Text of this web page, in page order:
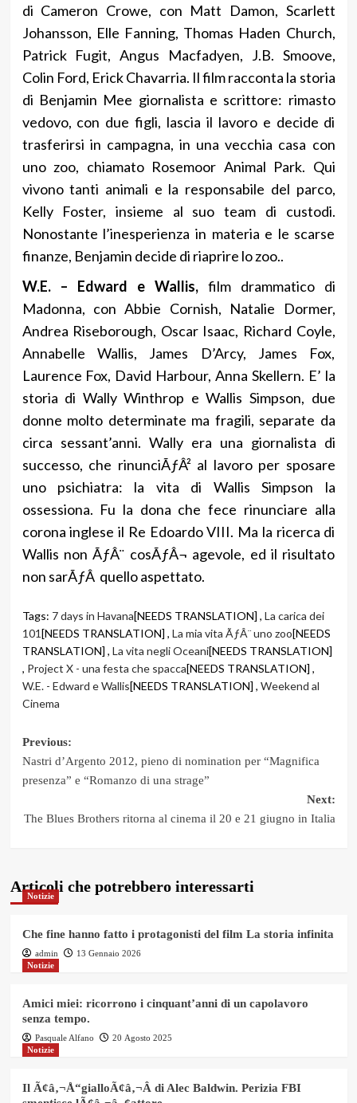
di Cameron Crowe, con Matt Damon, Scarlett
Johansson, Elle Fanning, Thomas Haden Church,
Patrick Fugit, Angus Macfadyen, J.B. Smoove,
Colin Ford, Erick Chavarria. Il film racconta la storia
di Benjamin Mee giornalista e scrittore: rimasto
vedovo, con due figli, lascia il lavoro e decide di
trasferirsi in campagna, in una vecchia casa con
uno zoo, chiamato Rosemoor Animal Park. Qui
vivono tanti animali e la responsabile del parco,
Kelly Foster, insieme al suo team di custodi.
Nonostante l’inesperienza in materia e le scarse
finanze, Benjamin decide di riaprire lo zoo..
W.E. – Edward e Wallis,film drammatico di
Madonna, con Abbie Cornish, Natalie Dormer,
Andrea Riseborough, Oscar Isaac, Richard Coyle,
Annabelle Wallis, James D’Arcy, James Fox,
Laurence Fox, David Harbour, Anna Skellern. E’ la
storia di Wally Winthrop e Wallis Simpson, due
donne molto determinate ma fragili, separate da
circa sessant’anni. Wally era una giornalista di
successo, che rinunciÃƒÂ² al lavoro per sposare
uno psichiatra: la vita di Wallis Simpson la
ossessiona. Fu la dona che fece rinunciare alla
corona inglese il Re Edoardo VIII. Ma la ricerca di
Wallis non ÃƒÂ¨ cosÃƒÂ¬ agevole, ed il risultato
non sarÃƒÂ quello aspettato.
Tags: 7 days in Havana[NEEDS TRANSLATION] , La carica dei
101[NEEDS TRANSLATION] , La mia vita ÃƒÂ¨ uno zoo[NEEDS
TRANSLATION] , La vita negli Oceani[NEEDS TRANSLATION]
, Project X - una festa che spacca[NEEDS TRANSLATION] ,
W.E. - Edward e Wallis[NEEDS TRANSLATION] , Weekend al
Cinema
Post
navigation
Previous:
Nastri d’Argento 2012, pieno di nomination per “Magnifica
presenza” e “Romanzo di una strage”
Next:
The Blues Brothers ritorna al cinema il 20 e 21 giugno in Italia
Articoli che potrebbero interessarti
Notizie
Che fine hanno fatto i protagonisti del film La storia infinita
admin
13 Gennaio 2026
Notizie
Amici miei: ricorrono i cinquant’anni di un capolavoro
senza tempo.
Pasquale Alfano
20 Agosto 2025
Notizie
Il Ã¢â‚¬Å“gialloÃ¢â‚¬Â di Alec Baldwin. Perizia FBI